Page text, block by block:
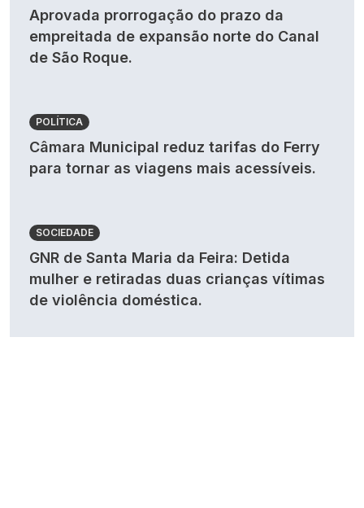
Aprovada prorrogação do prazo da
empreitada de expansão norte do Canal
de São Roque.
POLÍTICA
Câmara Municipal reduz tarifas do Ferry
para tornar as viagens mais acessíveis.
SOCIEDADE
GNR de Santa Maria da Feira: Detida
mulher e retiradas duas crianças vítimas
de violência doméstica.